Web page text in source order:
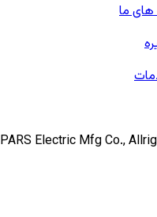
ما
PARS Electric Mfg Co.,